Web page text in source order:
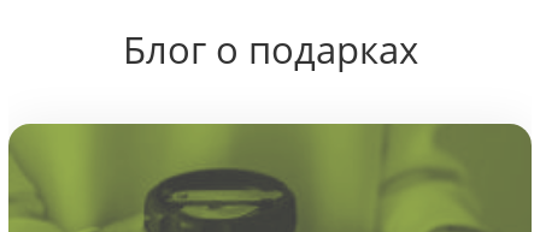
Блог о подарках